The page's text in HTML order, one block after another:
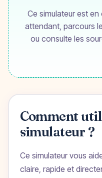
Ce simulateur est
attendant, parcours
ou consulte les
Comment
simulateur ?
Ce simulateur vous
claire, rapide et